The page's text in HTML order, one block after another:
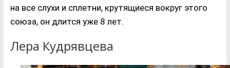
на все слухи и сплетни, крутящиеся вокруг этого
союза, он длится уже 8 лет.
Лера Кудрявцева